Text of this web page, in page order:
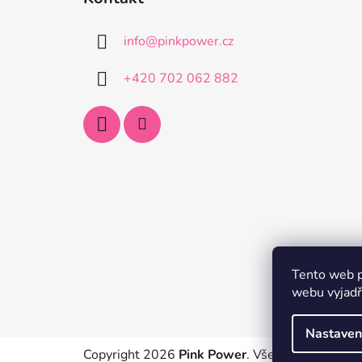
Tento web
webu
info@pinkpower.cz
+420 702 062 882
Copyright 2026 Pink Power. Všechna práva